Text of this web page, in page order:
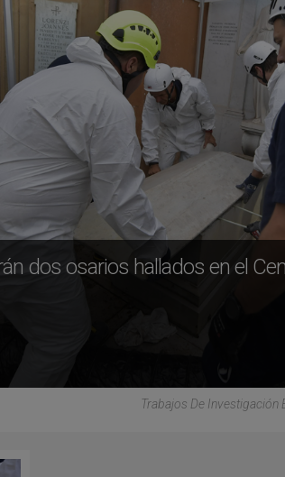
dos osarios hallados en el
Trabajos De Investigación